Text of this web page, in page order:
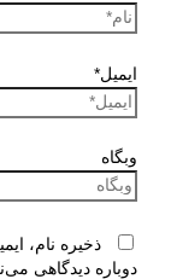
ایمیل*
وبگاه
ذخیره نام،
دوباره دیدگاهی